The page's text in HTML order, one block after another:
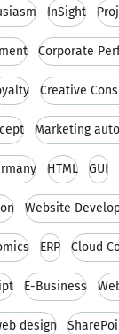
InSight
Corporate
Creative
Marketing
HTML GUI
Website
ERP Cloud
E-Business
design